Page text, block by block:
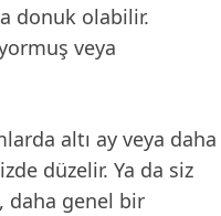
donuk olabilir.
veya
altı ay veya daha
düzelir. Ya da siz
daha genel bir